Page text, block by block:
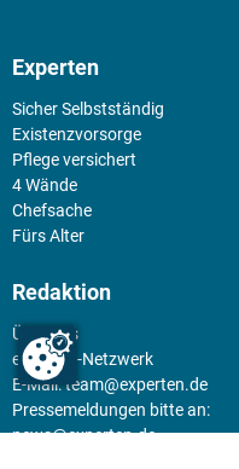
Experten
Sicher Selbstständig
Existenz­vorsorge
Pflege versichert
4 Wände
Chefsache
Fürs Alter
Redaktion
Über uns
experten-Netzwerk
E-Mail: team@experten.de
Pressemeldungen bitte an:
news@experten.de